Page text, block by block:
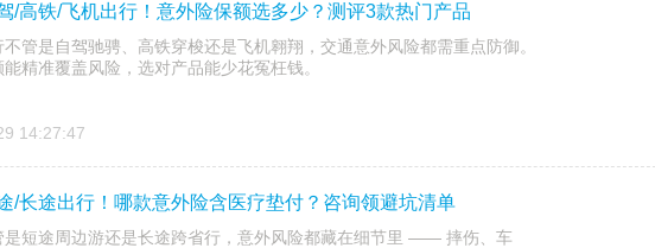
/高铁/飞机出行！意外险保额选多少？测评3款热门产品
不管是自驾驰骋、高铁穿梭还是飞机翱翔，交通意外风险都需重点防御。
精准覆盖风险，选对产品能少花冤枉钱。
14:27:47
/长途出行！哪款意外险含医疗垫付？咨询领避坑清单
是短途周边游还是长途跨省行，意外风险都藏在细节里 —— 摔伤、车